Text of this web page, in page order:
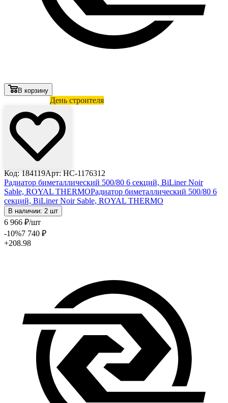
В корзину
День строителя
Код: 184119Арт: HC-1176312
Радиатор биметаллический 500/80 6 секций, BiLiner Noir
Sable, ROYAL THERMOРадиатор биметаллический 500/80 6
секций, BiLiner Noir Sable, ROYAL THERMO
В наличии: 2 шт
6 966 ₽/шт
-10%7 740 ₽
+208.98